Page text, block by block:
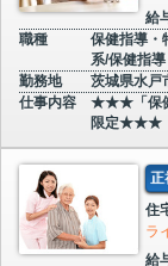
給
職種
保健指導・
系/保健指
勤務地
茨城県水戸
仕事内容
★★★「保健
限定★★★
正
住
ラ
給